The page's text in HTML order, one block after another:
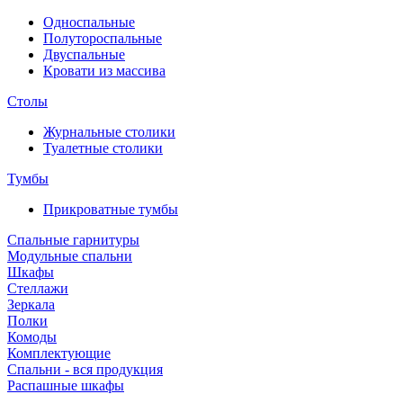
Односпальные
Полутороспальные
Двуспальные
Кровати из массива
Столы
Журнальные столики
Туалетные столики
Тумбы
Прикроватные тумбы
Спальные гарнитуры
Модульные спальни
Шкафы
Стеллажи
Зеркала
Полки
Комоды
Комплектующие
Спальни - вся продукция
Распашные шкафы